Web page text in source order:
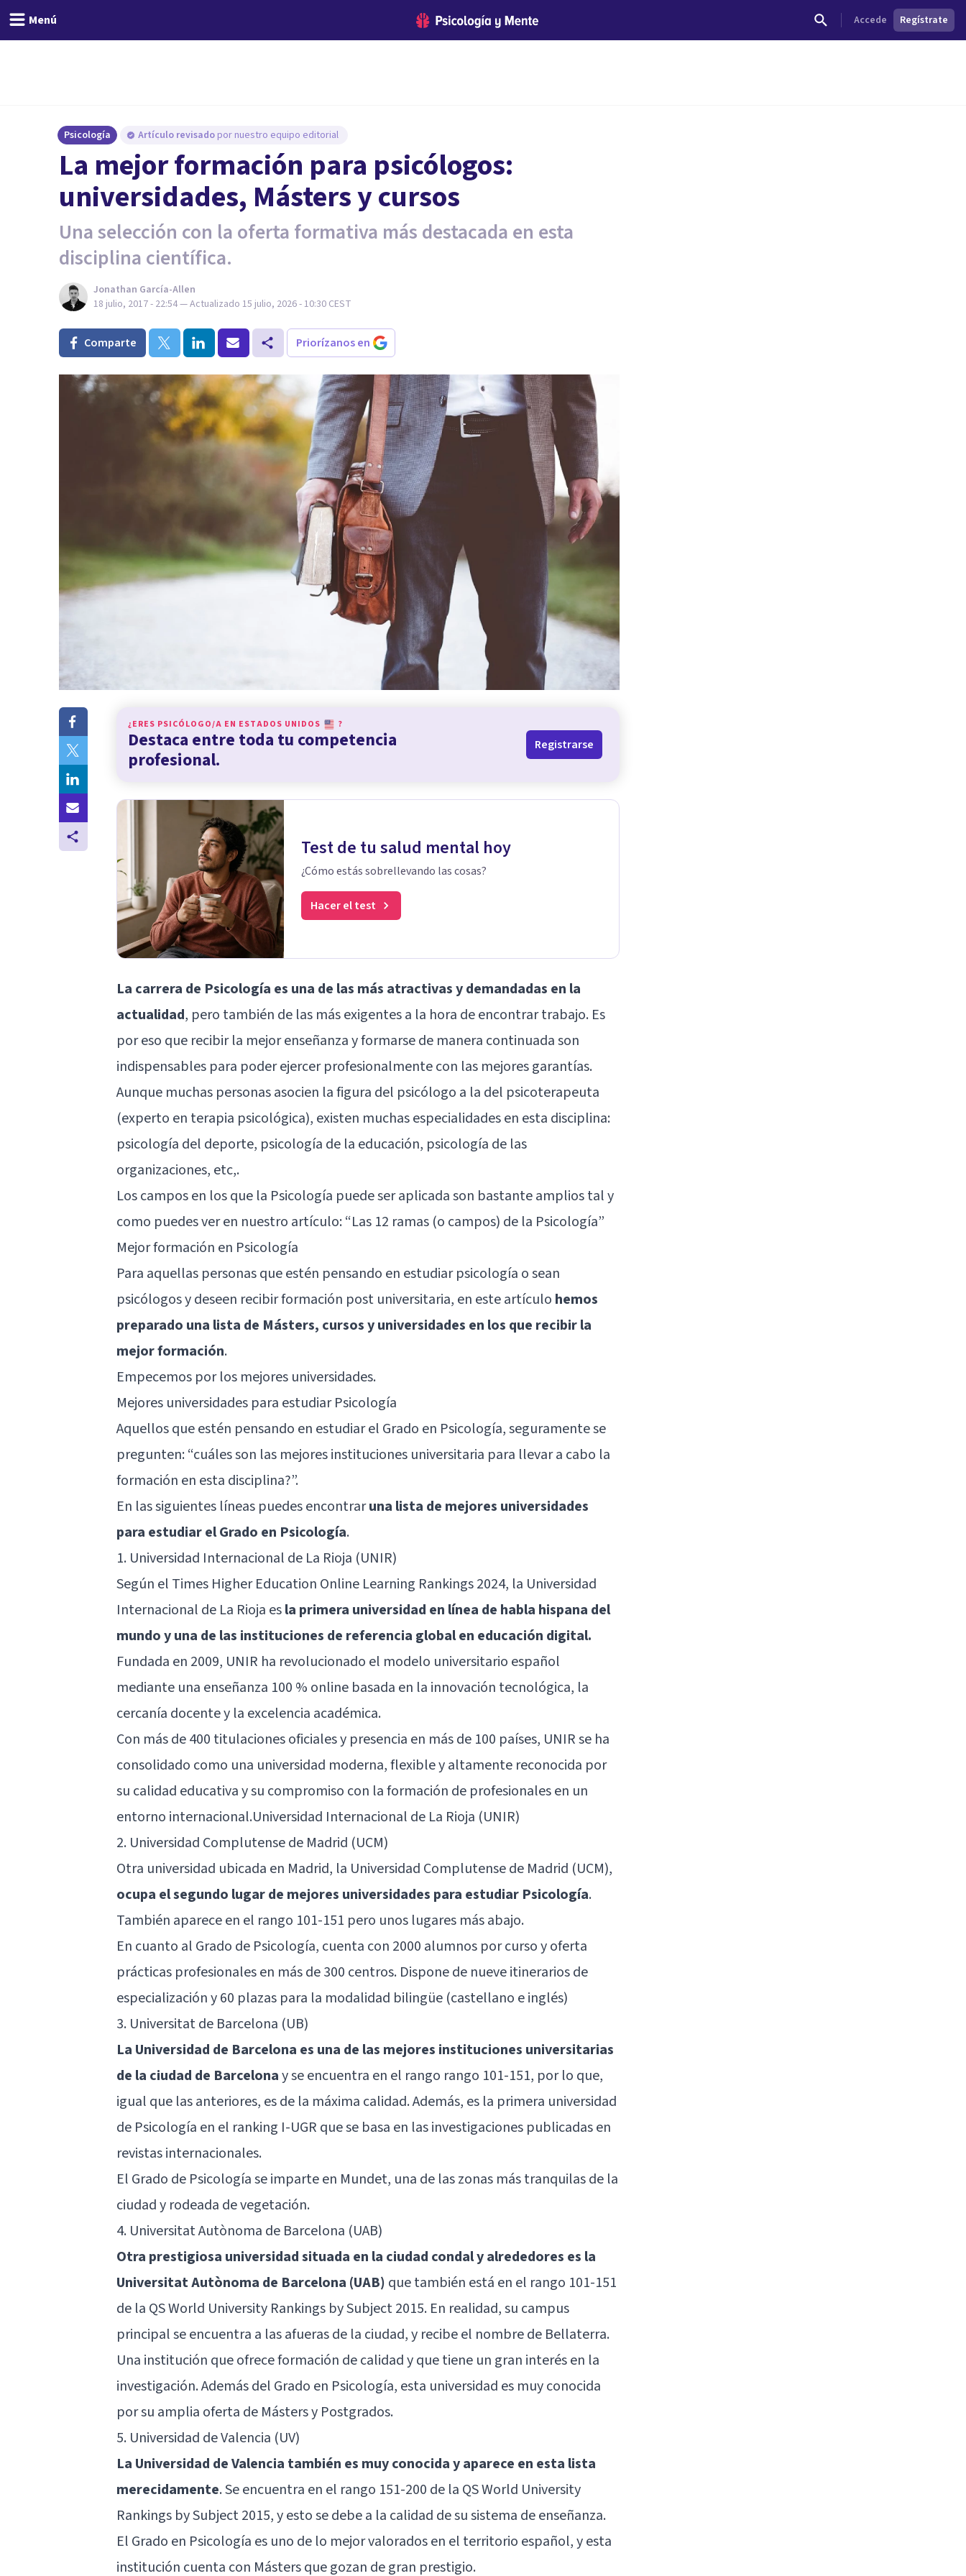
Menú Accede Regístrate
Psicología Artículo revisado por nuestro equipo editorial
La mejor formación para psicólogos:
universidades, Másters y cursos
Una selección con la oferta formativa más destacada en esta
disciplina científica.
Jonathan García-Allen
18 julio, 2017 - 22:54— Actualizado 15 julio, 2026 - 10:30 CEST
Comparte Priorízanos en
¿ERES PSICÓLOGO/A EN ESTADOS UNIDOS ?
Destaca entre toda tu competencia
profesional.
Registrarse
Test de tu salud mental hoy
¿Cómo estás sobrellevando las cosas?
Hacer el test
La carrera de Psicología es una de las más atractivas y demandadas en la
actualidad, pero también de las más exigentes a la hora de encontrar trabajo. Es
por eso que recibir la mejor enseñanza y formarse de manera continuada son
indispensables para poder ejercer profesionalmente con las mejores garantías.
Aunque muchas personas asocien la figura del psicólogo a la del psicoterapeuta
(experto en terapia psicológica), existen muchas especialidades en esta disciplina:
psicología del deporte, psicología de la educación, psicología de las
organizaciones, etc,.
Los campos en los que la Psicología puede ser aplicada son bastante amplios tal y
como puedes ver en nuestro artículo: “Las 12 ramas (o campos) de la Psicología”
Mejor formación en Psicología
Para aquellas personas que estén pensando en estudiar psicología o sean
psicólogos y deseen recibir formación post universitaria, en este artículo hemos
preparado una lista de Másters, cursos y universidades en los que recibir la
mejor formación.
Empecemos por los mejores universidades.
Mejores universidades para estudiar Psicología
Aquellos que estén pensando en estudiar el Grado en Psicología, seguramente se
pregunten: “cuáles son las mejores instituciones universitaria para llevar a cabo la
formación en esta disciplina?”.
En las siguientes líneas puedes encontraruna lista de mejores universidades
para estudiar el Grado en Psicología.
1. Universidad Internacional de La Rioja (UNIR)
Según el Times Higher Education Online Learning Rankings 2024, la Universidad
Internacional de La Rioja esla primera universidad en línea de habla hispana del
mundo y una de las instituciones de referencia global en educación digital.
Fundada en 2009, UNIR ha revolucionado el modelo universitario español
mediante una enseñanza 100 % online basada en la innovación tecnológica, la
cercanía docente y la excelencia académica.
Con más de 400 titulaciones oficiales y presencia en más de 100 países, UNIR se ha
consolidado como una universidad moderna, flexible y altamente reconocida por
su calidad educativa y su compromiso con la formación de profesionales en un
entorno internacional.Universidad Internacional de La Rioja (UNIR)
2. Universidad Complutense de Madrid (UCM)
Otra universidad ubicada en Madrid, la Universidad Complutense de Madrid (UCM),
ocupa el segundo lugar de mejores universidades para estudiar Psicología.
También aparece en el rango 101-151 pero unos lugares más abajo.
En cuanto al Grado de Psicología, cuenta con 2000 alumnos por curso y oferta
prácticas profesionales en más de 300 centros. Dispone de nueve itinerarios de
especialización y 60 plazas para la modalidad bilingüe (castellano e inglés)
3. Universitat de Barcelona (UB)
La Universidad de Barcelona es una de las mejores instituciones universitarias
de la ciudad de Barcelonay se encuentra en el rango rango 101-151, por lo que,
igual que las anteriores, es de la máxima calidad. Además, es la primera universidad
de Psicología en el ranking I-UGR que se basa en las investigaciones publicadas en
revistas internacionales.
El Grado de Psicología se imparte en Mundet, una de las zonas más tranquilas de la
ciudad y rodeada de vegetación.
4. Universitat Autònoma de Barcelona (UAB)
Otra prestigiosa universidad situada en la ciudad condal y alrededores es la
Universitat Autònoma de Barcelona (UAB) que también está en el rango 101-151
de la QS World University Rankings by Subject 2015. En realidad, su campus
principal se encuentra a las afueras de la ciudad, y recibe el nombre de Bellaterra.
Una institución que ofrece formación de calidad y que tiene un gran interés en la
investigación. Además del Grado en Psicología, esta universidad es muy conocida
por su amplia oferta de Másters y Postgrados.
5. Universidad de Valencia (UV)
La Universidad de Valencia también es muy conocida y aparece en esta lista
merecidamente. Se encuentra en el rango 151-200 de la QS World University
Rankings by Subject 2015, y esto se debe a la calidad de su sistema de enseñanza.
El Grado en Psicología es uno de lo mejor valorados en el territorio español, y esta
institución cuenta con Másters que gozan de gran prestigio.